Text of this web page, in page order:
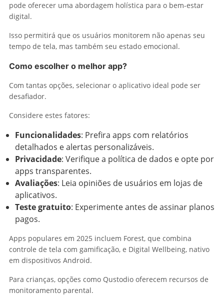
pode oferecer uma abordagem holística para o bem-estar
digital.
Isso permitirá que os usuários monitorem não apenas seu
tempo de tela, mas também seu estado emocional.
Como escolher o melhor app?
Com tantas opções, selecionar o aplicativo ideal pode ser
desafiador.
Considere estes fatores:
Funcionalidades: Prefira apps com relatórios
detalhados e alertas personalizáveis.
Privacidade: Verifique a política de dados e opte por
apps transparentes.
Avaliações: Leia opiniões de usuários em lojas de
aplicativos.
Teste gratuito: Experimente antes de assinar planos
pagos.
Apps populares em 2025 incluem Forest, que combina
controle de tela com gamificação, e Digital Wellbeing, nativo
em dispositivos Android.
Para crianças, opções como Qustodio oferecem recursos de
monitoramento parental.